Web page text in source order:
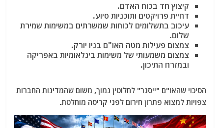
קיצוץ חד בכוח האדם.
דחיית פרויקטים ותוכניות סיוע.
עיכוב בתשלומים לכוחות שמשרתים במשימות שמירת
שלום.
צמצום פעילות מטה האו"ם בניו יורק.
צמצום משמעותי של משימות בינלאומיות באפריקה
ובמזרח התיכון.
הסיכוי שהאו"ם "ייסגר" לחלוטין נמוך, משום שהמדינות החברות
צפויות למצוא פתרון חירום לפני קריסה מוחלטת.